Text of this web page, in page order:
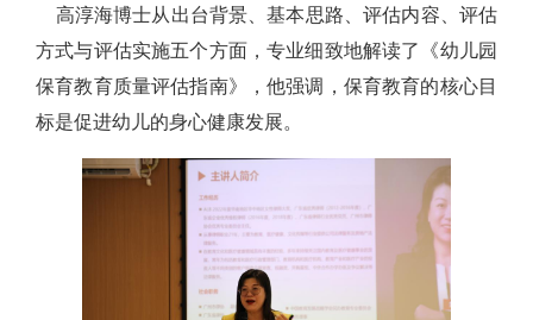
高淳海博士从出台背景、基本思路、评估内容、评估
方式与评估实施五个方面，专业细致地解读了《幼儿园
保育教育质量评估指南》，他强调，保育教育的核心目
标是促进幼儿的身心健康发展。